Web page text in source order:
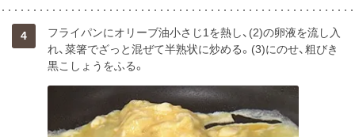
4
フライパンにオリーブ油小さじ1を熱し、(2)の卵液を流し入
れ、菜箸でざっと混ぜて半熟状に炒める。(3)にのせ、粗びき
黒こしょうをふる。